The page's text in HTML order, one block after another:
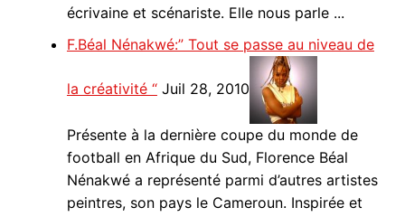
écrivaine et scénariste. Elle nous parle ...
F.Béal Nénakwé:” Tout se passe au niveau de
la créativité “Juil 28, 2010
Présente à la dernière coupe du monde de
football en Afrique du Sud, Florence Béal
Nénakwé a représenté parmi d’autres artistes
peintres, son pays le Cameroun. Inspirée et